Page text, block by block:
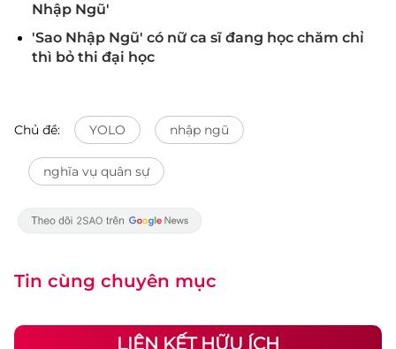
Nhập Ngũ'
'Sao Nhập Ngũ' có nữ ca sĩ đang học chăm chỉ
thì bỏ thi đại học
Chủ đề: YOLO nhập ngũ
nghĩa vụ quân sự
Tin cùng chuyên mục
LIÊN KẾT HỮU ÍCH